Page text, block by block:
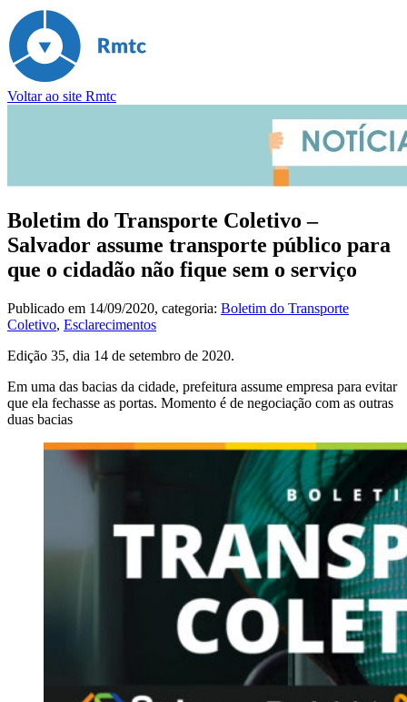
Voltar ao site Rmtc
Boletim do Transporte Coletivo –
Salvador assume transporte público para
que o cidadão não fique sem o serviço
Publicado em 14/09/2020, categoria: Boletim do Transporte
Coletivo, Esclarecimentos
Edição 35, dia 14 de setembro de 2020.
Em uma das bacias da cidade, prefeitura assume empresa para evitar
que ela fechasse as portas. Momento é de negociação com as outras
duas bacias